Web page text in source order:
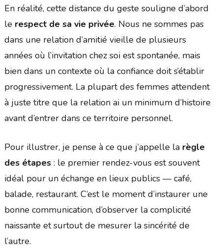
En réalité, cette distance du geste souligne d’abord
le respect de sa vie privée. Nous ne sommes pas
dans une relation d’amitié vieille de plusieurs
années où l’invitation chez soi est spontanée, mais
bien dans un contexte où la confiance doit s’établir
progressivement. La plupart des femmes attendent
à juste titre que la relation ai un minimum d’histoire
avant d’entrer dans ce territoire personnel.
Pour illustrer, je pense à ce que j’appelle la règle
des étapes: le premier rendez-vous est souvent
idéal pour un échange en lieux publics — café,
balade, restaurant. C’est le moment d’instaurer une
bonne communication, d’observer la complicité
naissante et surtout de mesurer la sincérité de
l’autre.